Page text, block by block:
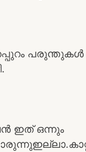
പരുന്തുകൾ
ഇത്‌ ഒന്നും